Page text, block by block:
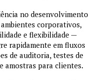
no desenvolvimento
corporativos,
e flexibilidade —
rapidamente em fluxos
de auditoria, testes de
amostras para clientes.